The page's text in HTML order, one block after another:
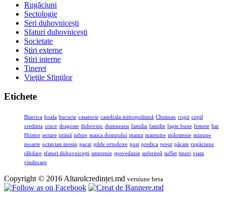
Rugăciuni
Sectologie
Seri duhovnicești
Sfaturi duhovnicești
Societate
Știri externe
Ştiri interne
Tineret
Vieţile Sfinţilor
Etichete
Biserica boala bucurie casatorie catedrala mitropolitană Chisinau copii copil
credinta cruce dragoste duhovnic dumnezeu familia familie fapte bune femeie har
Hristos iertare inimă iubire maica domnului mama mantuire milostenie minune
moarte octavian mosin pacat pilde ortodoxe post predica preot păcate rugăciune
răbdare sfaturi duhovnicești smerenie spovedanie suferinţă suflet tineri viata
vindecare
Copyright © 2016 Altarulcredinței.md versiune beta